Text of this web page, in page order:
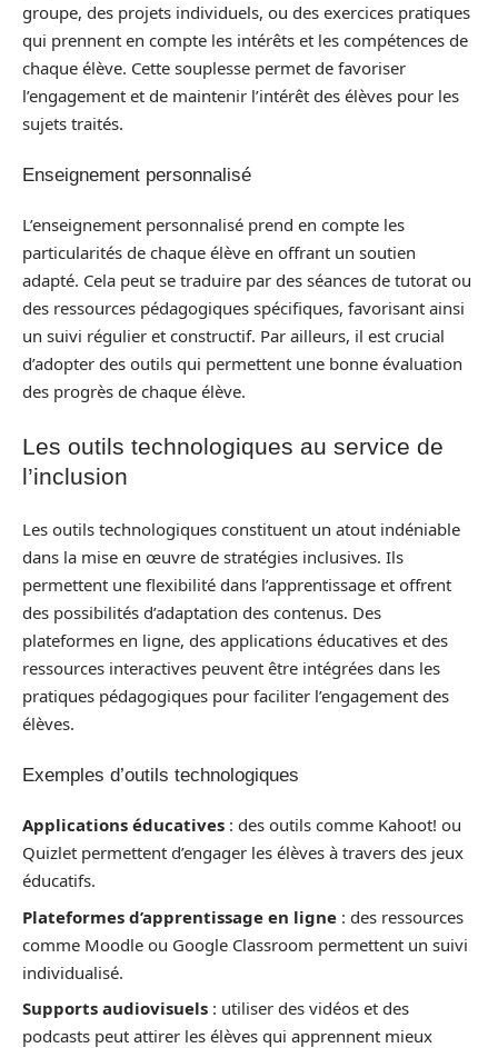
groupe, des projets individuels, ou des exercices pratiques
qui prennent en compte les intérêts et les compétences de
chaque élève. Cette souplesse permet de favoriser
l’engagement et de maintenir l’intérêt des élèves pour les
sujets traités.
Enseignement personnalisé
L’enseignement personnalisé prend en compte les
particularités de chaque élève en offrant un soutien
adapté. Cela peut se traduire par des séances de tutorat ou
des ressources pédagogiques spécifiques, favorisant ainsi
un suivi régulier et constructif. Par ailleurs, il est crucial
d’adopter des outils qui permettent une bonne évaluation
des progrès de chaque élève.
Les outils technologiques au service de
l’inclusion
Les outils technologiques constituent un atout indéniable
dans la mise en œuvre de stratégies inclusives. Ils
permettent une flexibilité dans l’apprentissage et offrent
des possibilités d’adaptation des contenus. Des
plateformes en ligne, des applications éducatives et des
ressources interactives peuvent être intégrées dans les
pratiques pédagogiques pour faciliter l’engagement des
élèves.
Exemples d’outils technologiques
Applications éducatives : des outils comme Kahoot! ou
Quizlet permettent d’engager les élèves à travers des jeux
éducatifs.
Plateformes d’apprentissage en ligne : des ressources
comme Moodle ou Google Classroom permettent un suivi
individualisé.
Supports audiovisuels : utiliser des vidéos et des
podcasts peut attirer les élèves qui apprennent mieux